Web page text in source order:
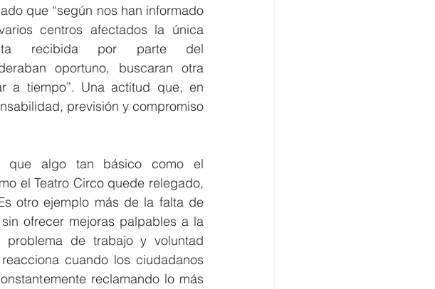
que “según nos han informado
centros afectados la única
recibida por parte del
oportuno, buscaran otra
a tiempo”. Una actitud que, en
previsión y compromiso
que algo tan básico como el
el Teatro Circo quede relegado,
otro ejemplo más de la falta de
ofrecer mejoras palpables a la
de trabajo y voluntad
cuando los ciudadanos
reclamando lo más